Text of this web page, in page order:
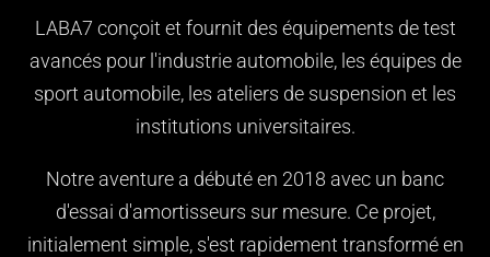
LABA7 conçoit et fournit des équipements de test
avancés pour l'industrie automobile, les équipes de
sport automobile, les ateliers de suspension et les
institutions universitaires.
Notre aventure a débuté en 2018 avec un banc
d'essai d'amortisseurs sur mesure. Ce projet,
initialement simple, s'est rapidement transformé en